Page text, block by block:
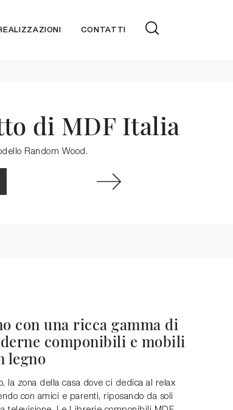
CONTATTI
di MDF Italia
Random Wood.
con una ricca gamma di
componibili e mobili
legno
la zona della casa dove ci dedica al relax
con amici e parenti, riposando da soli